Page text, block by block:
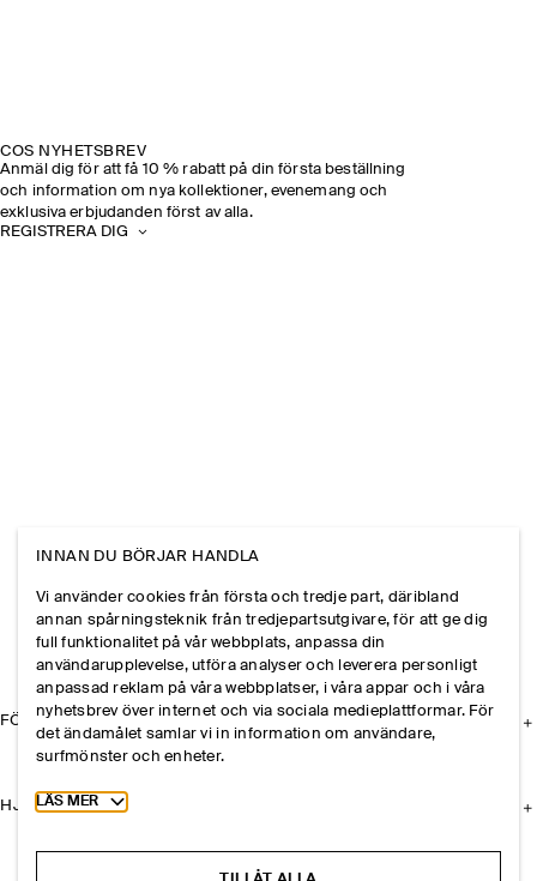
COS NYHETSBREV
Anmäl dig för att få 10 % rabatt på din första beställning
och information om nya kollektioner, evenemang och
exklusiva erbjudanden först av alla.
REGISTRERA DIG
FÖRETAGET
HJÄLP
INNAN DU BÖRJAR HANDLA
Vi använder cookies från första och tredje part, däribland
annan spårningsteknik från tredjepartsutgivare, för att ge dig
full funktionalitet på vår webbplats, anpassa din
användarupplevelse, utföra analyser och leverera personligt
anpassad reklam på våra webbplatser, i våra appar och i våra
nyhetsbrev över internet och via sociala medieplattformar. För
det ändamålet samlar vi in information om användare,
surfmönster och enheter.
Toggle more cookie information
LÄS MER